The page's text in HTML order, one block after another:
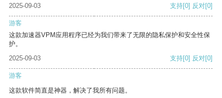
2025-09-03
支持[0] 反对[0]
游客
这款加速器VPM应用程序已经为我们带来了无限的隐私保护和安全性保
护。
2025-09-03
支持[0] 反对[0]
游客
这款软件简直是神器，解决了我所有问题。